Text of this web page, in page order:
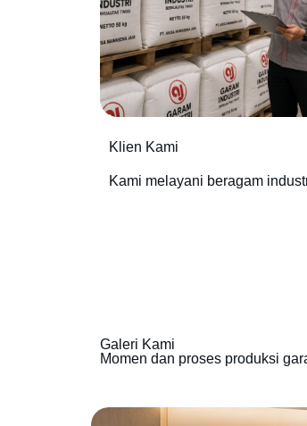
Klien Kami
Kami melayani beragam
Galeri Kami
Momen dan proses produksi